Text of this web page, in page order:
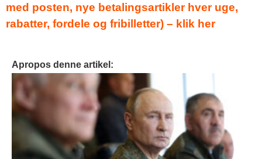
med posten, nye betalingsartikler hver uge,
rabatter, fordele og fribilletter) – klik her
Apropos denne artikel: